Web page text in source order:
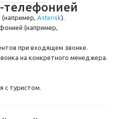
телефонией
(например, Asterisk).
(например,
при входящем звонке.
на конкретного менеджера.
с туристом.